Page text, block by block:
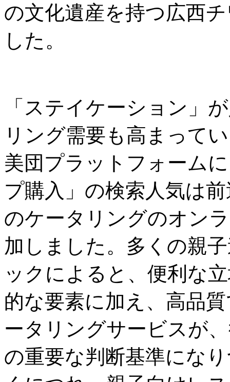
の文化遺産を持つ広西
した。
「ステイケーション」
リング需要も高まって
美団プラットフォーム
プ購入」の検索人気は
のケータリングのオン
加しました。多くの親
ックによると、便利な
的な要素に加え、高品
ータリングサービスが
の重要な判断基準にな